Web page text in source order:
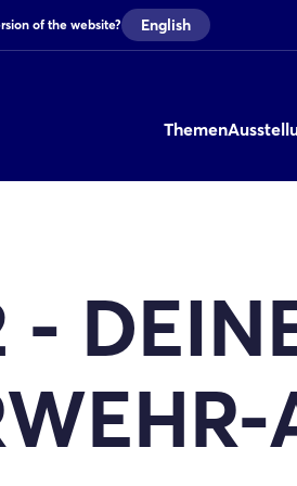
of the website? English
Themen
-